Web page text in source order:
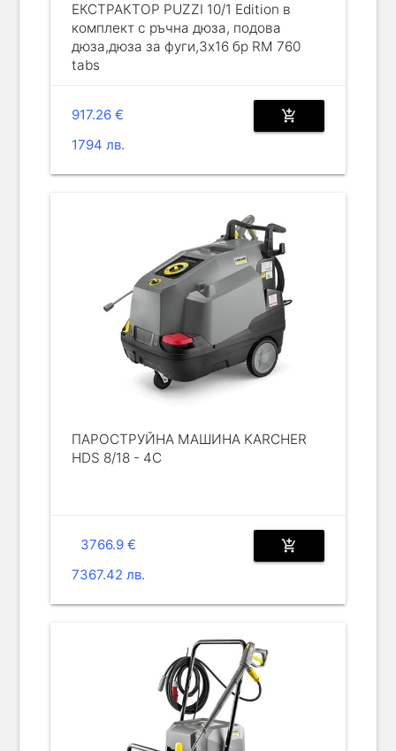
ЕКСТРАКТОР PUZZI 10/1 Edition в
комплект с ръчна дюза, подова
дюза,дюза за фуги,3x16 бр RM 760
tabs
917.26 €
1794 лв.
add_shopping_cart
ПАРОСТРУЙНА МАШИНА KARCHER
HDS 8/18 - 4C
3766.9 €
7367.42 лв.
add_shopping_cart